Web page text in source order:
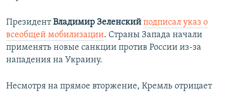
ПрезидентВладимир Зеленский подписал указ о
всеобщей мобилизации. Страны Запада начали
применять новые санкции против России из-за
нападения на Украину.
Несмотря на прямое вторжение, Кремль отрицает